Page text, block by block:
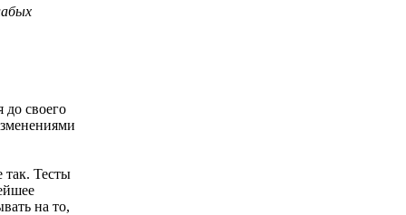
до своего
так. Тесты
на то,